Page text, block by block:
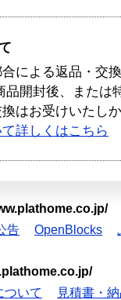
による返品・交
品開封後、または
はお受けいたし
詳しくはこちら
告 OpenBlocks
ついて
見積書・